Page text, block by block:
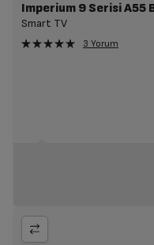
Imperium 9 Serisi A55
Smart TV
3 Yorum